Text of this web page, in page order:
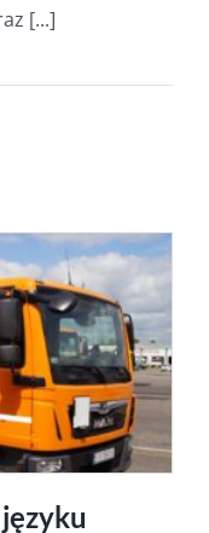
[...]